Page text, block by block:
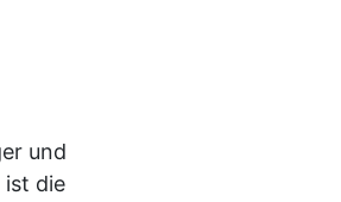
und
ist die